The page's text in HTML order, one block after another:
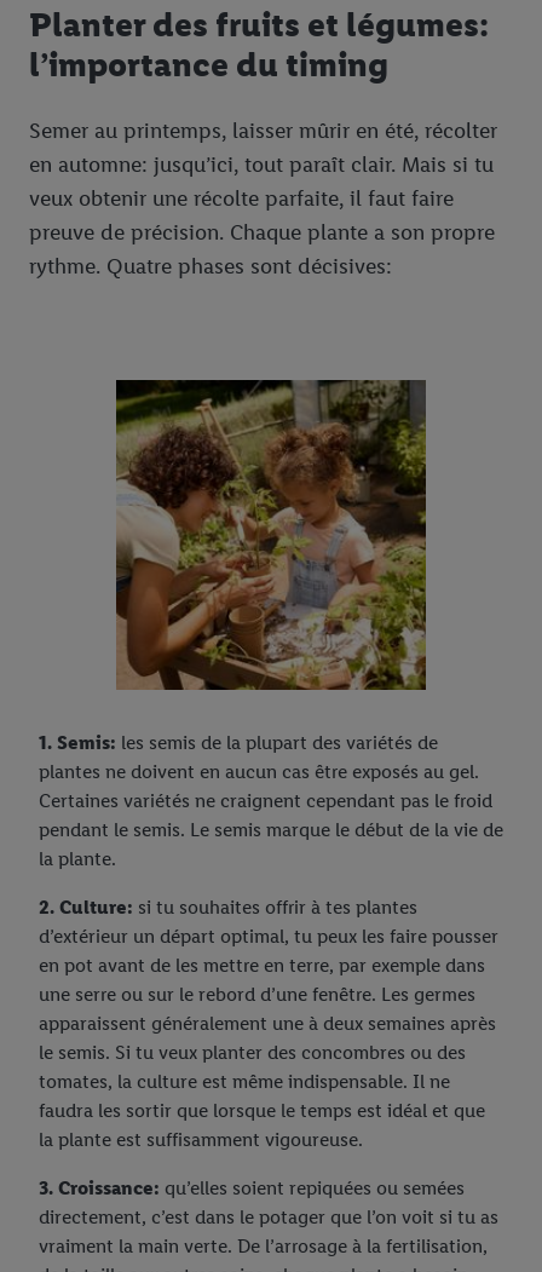
Planter des fruits et légumes:
l’importance du timing
Semer au printemps, laisser mûrir en été, récolter
en automne: jusqu’ici, tout paraît clair. Mais si tu
veux obtenir une récolte parfaite, il faut faire
preuve de précision. Chaque plante a son propre
rythme. Quatre phases sont décisives:
1. Semis: les semis de la plupart des variétés de
plantes ne doivent en aucun cas être exposés au gel.
Certaines variétés ne craignent cependant pas le froid
pendant le semis. Le semis marque le début de la vie de
la plante.
2. Culture: si tu souhaites offrir à tes plantes
d’extérieur un départ optimal, tu peux les faire pousser
en pot avant de les mettre en terre, par exemple dans
une serre ou sur le rebord d’une fenêtre. Les germes
apparaissent généralement une à deux semaines après
le semis. Si tu veux planter des concombres ou des
tomates, la culture est même indispensable. Il ne
faudra les sortir que lorsque le temps est idéal et que
la plante est suffisamment vigoureuse.
3. Croissance: qu’elles soient repiquées ou semées
directement, c’est dans le potager que l’on voit si tu as
vraiment la main verte. De l’arrosage à la fertilisation,